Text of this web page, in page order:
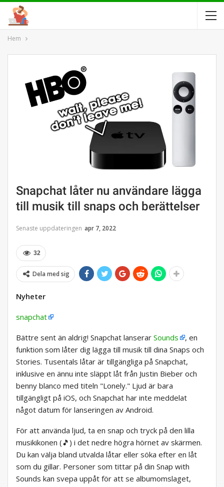
Hem
Snapchat låter nu användare lägga
till musik till snaps och berättelser
Senaste uppdateringen apr 7, 2022
32
Dela med sig
Nyheter
snapchat
Bättre sent än aldrig! Snapchat lanserar Sounds
, en
funktion som låter dig lägga till musik till dina Snaps och
Stories. Tusentals låtar är tillgängliga på Snapchat,
inklusive en ännu inte släppt låt från Justin Bieber och
benny blanco med titeln "Lonely." Ljud är bara
tillgängligt på iOS, och Snapchat har inte meddelat
något datum för lanseringen av Android.
För att använda ljud, ta en snap och tryck på den lilla
musikikonen (🎵) i det nedre högra hörnet av skärmen.
Du kan välja bland utvalda låtar eller söka efter en låt
som du gillar. Personer som tittar på din Snap with
Sounds kan svepa uppåt för att se albumomslaget,